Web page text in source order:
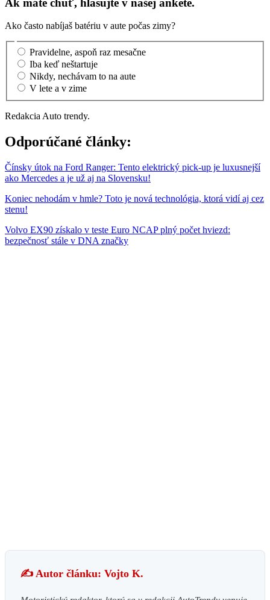
Ako často nabíjaš batériu v aute počas zimy?
Pravidelne, aspoň raz mesačne
Iba keď neštartuje
Nikdy, nechávam to na aute
V lete a v zime
Redakcia Auto trendy.
Odporúčané články:
Čínsky útok na Ford Ranger: Tento elektrický pick-up je luxusnejší
ako Mercedes a je už aj na Slovensku!
Koniec nehodám v hmle? Toto je nová technológia, ktorá vidí aj cez
stenu!
Volvo EX90 získalo v teste Euro NCAP plný počet hviezd:
bezpečnosť stále v DNA značky
✍️ Autor článku: Vojto K.